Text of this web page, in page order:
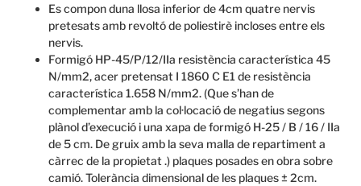
Es compon duna llosa inferior de 4cm quatre nervis
pretesats amb revoltó de poliestirè incloses entre els
nervis.
Formigó HP-45/P/12/IIa resistència característica 45
N/mm2, acer pretensat I 1860 C E1 de resistència
característica 1.658 N/mm2. (Que s’han de
complementar amb la col·locació de negatius segons
plànol d’execució i una xapa de formigó H-25 / B / 16 / IIa
de 5 cm. De gruix amb la seva malla de repartiment a
càrrec de la propietat .) plaques posades en obra sobre
camió. Tolerància dimensional de les plaques ± 2cm.